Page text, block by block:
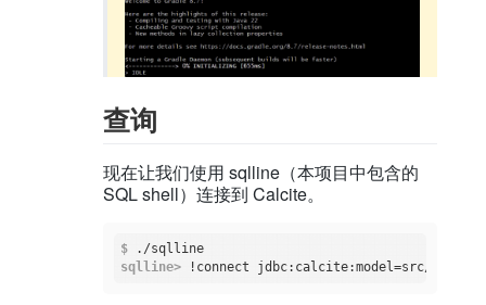
查询
现在让我们使用 sqlline（本项目中包含的
SQL shell）连接到 Calcite。
$ ./sqlline
sqlline> !connect jdbc:calcite:model=src/